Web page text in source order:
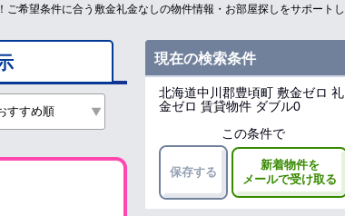
希望条件に合う敷金礼金なしの物件情報・お部屋探しをサポートし
現在の検索条件
北海道中川郡豊頃町 敷金ゼロ 礼
金ゼロ 賃貸物件 ダブル0
この条件で
保存する
新着物件を
メールで受け取る